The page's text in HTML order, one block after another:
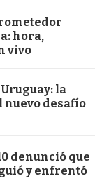
hora,
vivo
la
desafío
denunció que
y enfrentó